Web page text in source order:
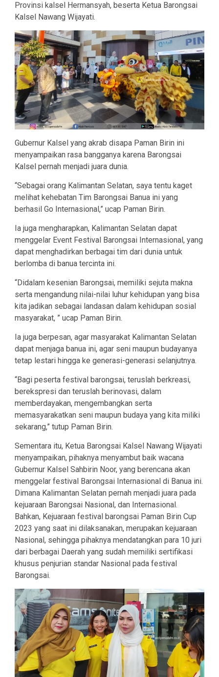
Provinsi kalsel Hermansyah, beserta Ketua Barongsai
Kalsel Nawang Wijayati.
Gubernur Kalsel yang akrab disapa Paman Birin ini
menyampaikan rasa bangganya karena Barongsai
Kalsel pernah menjadi juara dunia.
“Sebagai orang Kalimantan Selatan, saya tentu kaget
melihat kehebatan Tim Barongsai Banua ini yang
berhasil Go Internasional,” ucap Paman Birin.
Ia juga mengharapkan, Kalimantan Selatan dapat
menggelar Event Festival Barongsai Internasional, yang
dapat menghadirkan berbagai tim dari dunia untuk
berlomba di banua tercinta ini.
“Didalam kesenian Barongsai, memiliki sejuta makna
serta mengandung nilai-nilai luhur kehidupan yang bisa
kita jadikan sebagai landasan dalam kehidupan sosial
masyarakat, ” ucap Paman Birin.
Ia juga berpesan, agar masyarakat Kalimantan Selatan
dapat menjaga banua ini, agar seni maupun budayanya
tetap lestari hingga ke generasi-generasi selanjutnya.
“Bagi peserta festival barongsai, teruslah berkreasi,
berekspresi dan teruslah berinovasi, dalam
memberdayakan, mengembangkan serta
memasyarakatkan seni maupun budaya yang kita miliki
sekarang,” tutup Paman Birin.
Sementara itu, Ketua Barongsai Kalsel Nawang Wijayati
menyampaikan, pihaknya menyambut baik wacana
Gubernur Kalsel Sahbirin Noor, yang berencana akan
menggelar festival Barongsai Internasional di Banua ini.
Dimana Kalimantan Selatan pernah menjadi juara pada
kejuaraan Barongsai Nasional, dan Internasional.
Bahkan, Kejuaraan festival barongsai Paman Birin Cup
2023 yang saat ini dilaksanakan, merupakan kejuaraan
Nasional, sehingga pihaknya mendatangkan para 10 juri
dari berbagai Daerah yang sudah memiliki sertifikasi
khusus penjurian standar Nasional pada festival
Barongsai.